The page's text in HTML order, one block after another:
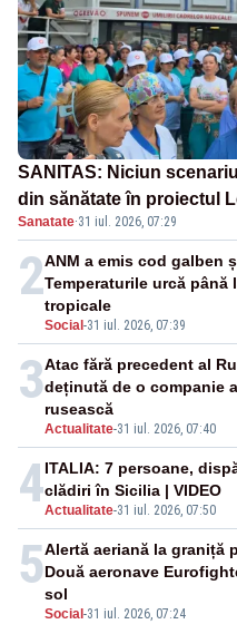
SANITAS: Niciun
din sănătate în proiectul
Sanatate·31 iul. 2026, 07:29
2
Social -31 iul. 2026, 07:39
ANM a emis cod galben
Temperaturile urcă până
tropicale
3
Actualitate-31 iul. 2026, 07:40
Atac fără precedent al
deținută de o companie
rusească
4Actualitate-31 iul. 2026, 07:50
ITALIA: 7 persoane,
clădiri în Sicilia | VIDEO
5
Social -31 iul. 2026, 07:24
Alertă aeriană la graniță
Două aeronave
sol